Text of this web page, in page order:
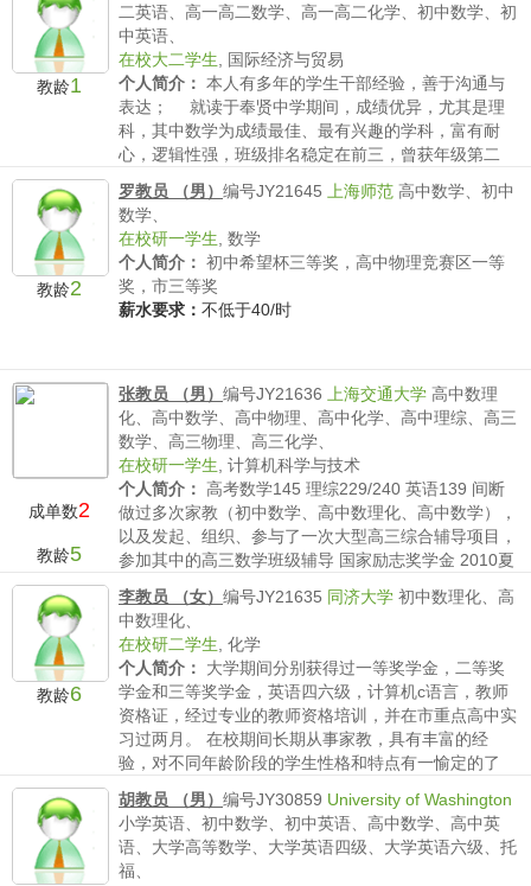
教龄1
二英语、高一高二数学、高一高二化学、初中数学、初
中英语、
在校大二学生
国际经济与贸易
个人简介： 本人有多年的学生干部经验，善于沟通与
表达； 就读于奉贤中学期间，成绩优异，尤其是理
科，其中数学为成绩最佳、最有兴趣的学科，富有耐
心，逻辑性强，班级排名稳定在前三，曾获年级第二
海高考化学...
薪水要求：
教龄2
罗教员 （男） 编号JY21645 上海师范 高中数学、初中
数学、
在校研一学生 数学
个人简介： 初中希望杯三等奖，高中物理竞赛区一等
奖，市三等奖
薪水要求： 不低于40/时
成单数2
教龄5
张教员 （男） 编号JY21636 上海交通大学 高中数理
化、高中数学、高中物理、高中化学、高中理综、高三
数学、高三物理、高三化学、
在校研一学生 计算机科学与技术
个人简介： 高考数学145 理综229/240 英语139 间断
做过多次家教（初中数学、高中数理化、高中数学），
以及发起、组织、参与了一次大型高三综合辅导项目，
参加其中的高三数学班级辅导 国家励志奖学金 2010夏
薪水要求：不低于80/时
教龄6
李教员 （女） 编号JY21635 同济大学 初中数理化、高
中数理化、
在校研二学生 化学
个人简介：
大学期间分别获得过一等奖学金，二等奖
学金和三等奖学金，英语四六级，计算机c语言，教师
资格证，经过专业的教师资格培训，并在市重点高中实
习过两月。 在校期间长期从事家教，具有丰富的经
验，对不同年龄阶段的学生性格和特点有一愉定的了
薪水要求：不低于50/时
胡教员 （男） 编号JY30859 University of Washington
小学英语、初中数学、初中英语、高中数学、高中英
语、大学高等数学、大学英语四级、大学英语六级、托
福、